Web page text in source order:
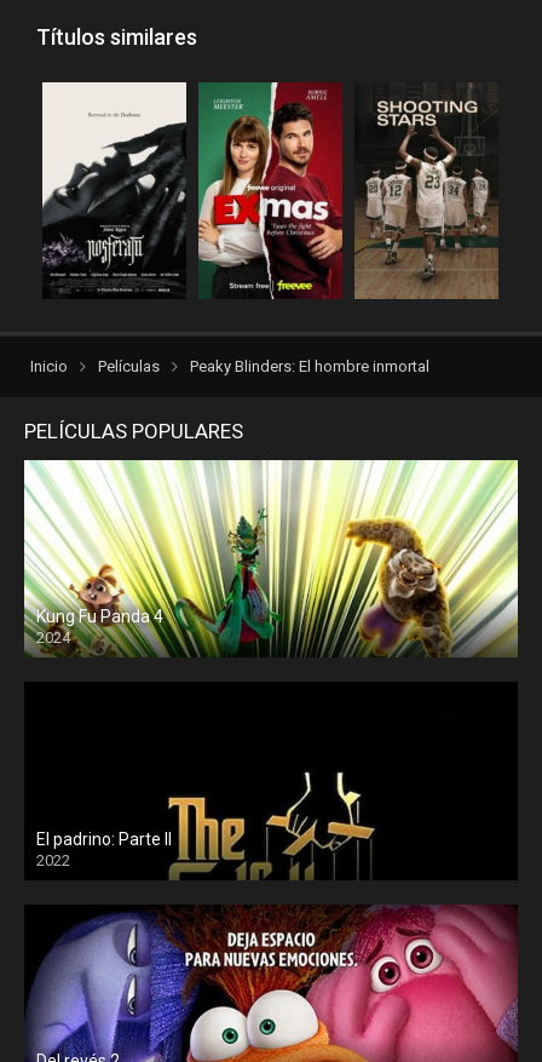
Títulos similares
Inicio Películas Peaky Blinders: El hombre inmortal
PELÍCULAS POPULARES
Kung Fu Panda 4
2024
El padrino: Parte II
2022